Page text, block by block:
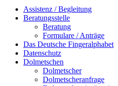
Assistenz / Begleitung
Beratungsstelle
Beratung
Formulare / Anträge
Das Deutsche Fingeralphabet
Datenschutz
Dolmetschen
Dolmetscher
Dolmetscheranfrage